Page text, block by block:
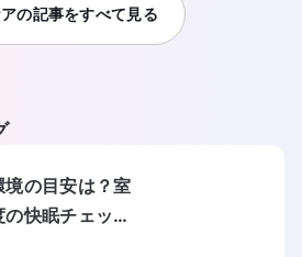
の記事をすべて見る
の目安は？室
快眠チェック
ださい。